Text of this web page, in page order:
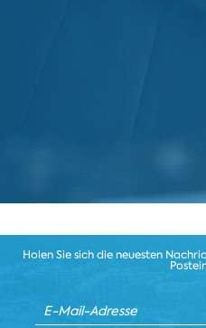
Holen Sie sich die neuesten